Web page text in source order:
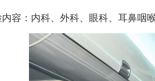
容：内科、外科、眼科、耳鼻咽